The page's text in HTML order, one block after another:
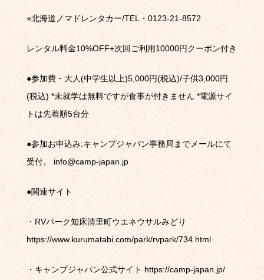
⭐︎北海道ノマドレンタカー/TEL ・ 0123-21-8572
レンタル料金10%OFF+次回ご利用10000円クーポン付き
●参加費・大人(中学生以上)5,000円(税込)/子供3,000円
(税込) *未就学は無料ですが食事が付きません *電源サイ
トは先着順5台分
●参加お申込み:キャンプジャパン事務局までメールにて
受付。
info@camp-japan.jp
●関連サイト
・ RVパーク知床清里町ウエネウサルみどり
https://www.kurumatabi.com/park/rvpark/734.html
・キャンプジャパン公式サイト https://camp-japan.jp/